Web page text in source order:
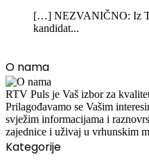
[…] NEZVANIČNO: Iz
kandidat...
O nama
RTV Puls je Vaš izbor za
Prilagođavamo se Vašim
svježim informacijama i
zajednice i uživaj u vrhunskim
Kategorije